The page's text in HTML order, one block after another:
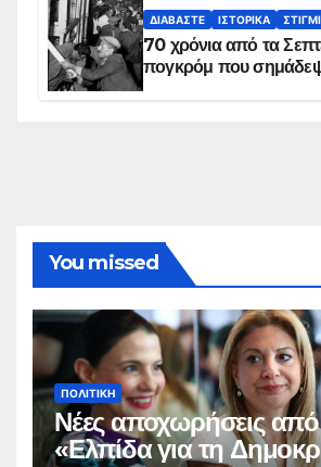
ΔΙΑΒΆΣΤΕ ΙΣΤΟΡΙΚΆ
70 χρόνια από τα
πογκρόμ που
You missed
ΠΟΛΙΤΙΚΉ
Νέες αποχωρήσεις
«Ελπίδα για τη